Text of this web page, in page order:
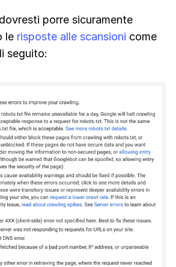
porre sicuramente
le risposte alle scansioni come
seguito: